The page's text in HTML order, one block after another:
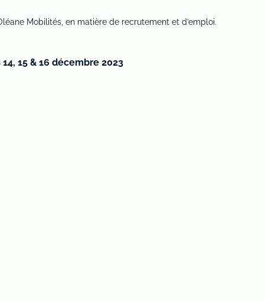
Mobilités, en matière de recrutement et d’emploi.
15 & 16 décembre 2023